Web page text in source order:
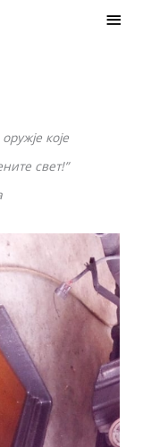
које
свет!”